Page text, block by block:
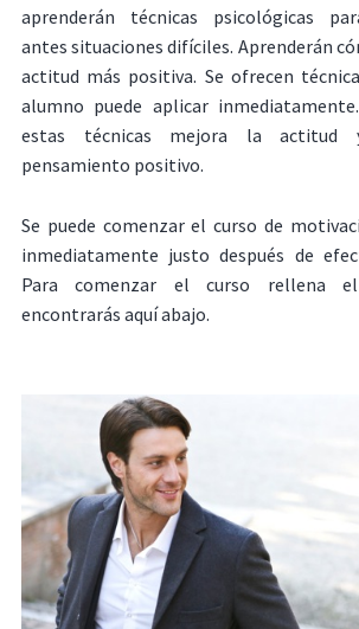
aprenderán técnicas psicológicas
antes situaciones difíciles. Aprenderán
actitud más positiva. Se ofrecen
alumno puede aplicar
estas técnicas mejora la actitud
pensamiento positivo.
Se puede comenzar el curso de
inmediatamente justo después de
Para comenzar el curso rellena
encontrarás aquí abajo.